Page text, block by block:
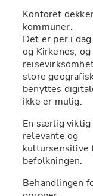
Kontoret
kommuner.
Det er per i
og Kirkenes, og
store
benyttes
ikke er mulig.
En særlig viktig
relevante og
kultursensitive
befolkningen.
Behandlingen